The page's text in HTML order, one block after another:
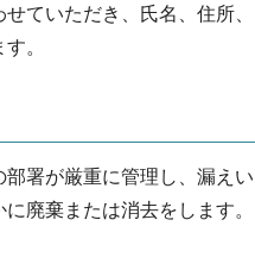
ていただき、氏名、住所
。
署が厳重に管理し、漏え
廃棄または消去をします。